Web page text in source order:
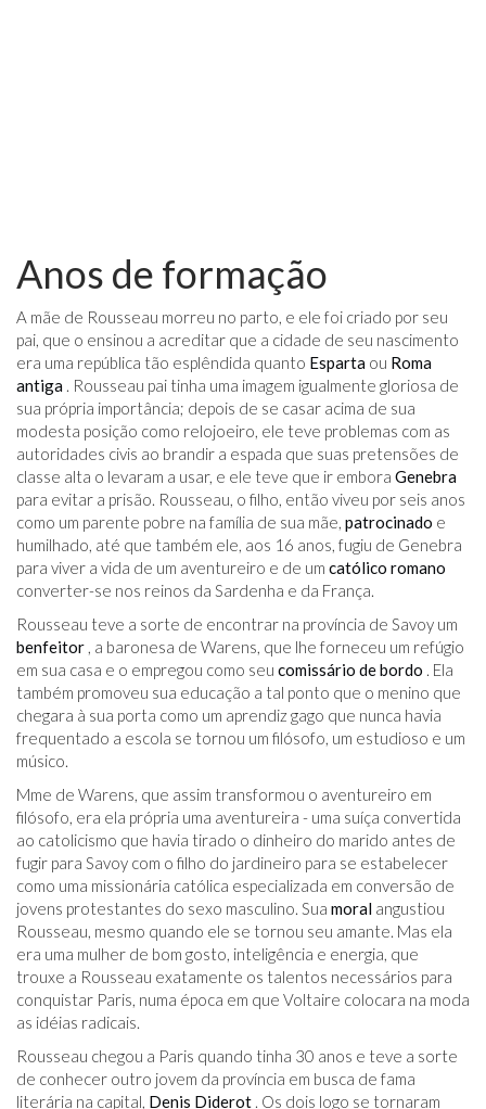
Anos de formação
A mãe de Rousseau morreu no parto, e ele foi criado por seu
pai, que o ensinou a acreditar que a cidade de seu nascimento
era uma república tão esplêndida quanto Esparta ou Roma
antiga . Rousseau pai tinha uma imagem igualmente gloriosa de
sua própria importância; depois de se casar acima de sua
modesta posição como relojoeiro, ele teve problemas com as
autoridades civis ao brandir a espada que suas pretensões de
classe alta o levaram a usar, e ele teve que ir embora Genebra
para evitar a prisão. Rousseau, o filho, então viveu por seis anos
como um parente pobre na família de sua mãe, patrocinado e
humilhado, até que também ele, aos 16 anos, fugiu de Genebra
para viver a vida de um aventureiro e de um católico romano
converter-se nos reinos da Sardenha e da França.
Rousseau teve a sorte de encontrar na província de Savoy um
benfeitor , a baronesa de Warens, que lhe forneceu um refúgio
em sua casa e o empregou como seu comissário de bordo . Ela
também promoveu sua educação a tal ponto que o menino que
chegara à sua porta como um aprendiz gago que nunca havia
frequentado a escola se tornou um filósofo, um estudioso e um
músico.
Mme de Warens, que assim transformou o aventureiro em
filósofo, era ela própria uma aventureira - uma suíça convertida
ao catolicismo que havia tirado o dinheiro do marido antes de
fugir para Savoy com o filho do jardineiro para se estabelecer
como uma missionária católica especializada em conversão de
jovens protestantes do sexo masculino. Sua moral angustiou
Rousseau, mesmo quando ele se tornou seu amante. Mas ela
era uma mulher de bom gosto, inteligência e energia, que
trouxe a Rousseau exatamente os talentos necessários para
conquistar Paris, numa época em que Voltaire colocara na moda
as idéias radicais.
Rousseau chegou a Paris quando tinha 30 anos e teve a sorte
de conhecer outro jovem da província em busca de fama
literária na capital, Denis Diderot . Os dois logo se tornaram